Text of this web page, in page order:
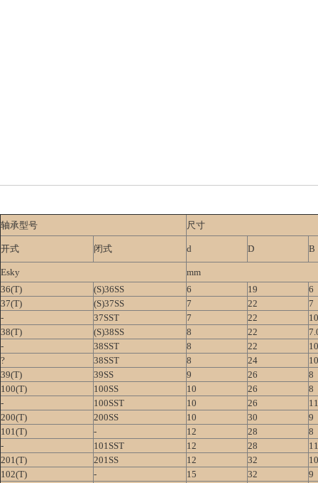
轴承型号 尺寸
开式 闭式 d D B
Esky
mm
36(T)
(S)36SS 6 19
6
37(T)
(S)37SS 7 22
7
-
37SST 7 22
38(T)
(S)38SS 8 22
-
38SST 8 22
?
38SST 8 24
39(T)
39SS 9 26
8
100(T)
100SS 10 26
8
-
100SST 10 26
200(T)
200SS 10 30
9
101(T)
- 12 28
8
-
101SST 12 28
201(T)
201SS 12 32
10
102(T)
- 15 32
9